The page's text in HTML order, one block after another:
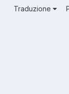
Traduzione